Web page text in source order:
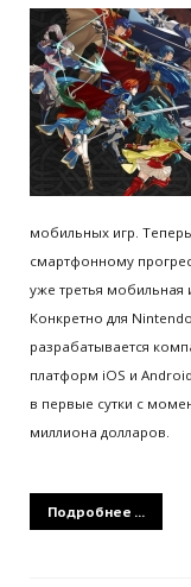
мобильных игр.
смартфонному
уже третья
Конкретно для
разрабатывается
платформ iOS и
в первые сутки с
миллиона долларов.
Подробнее ...